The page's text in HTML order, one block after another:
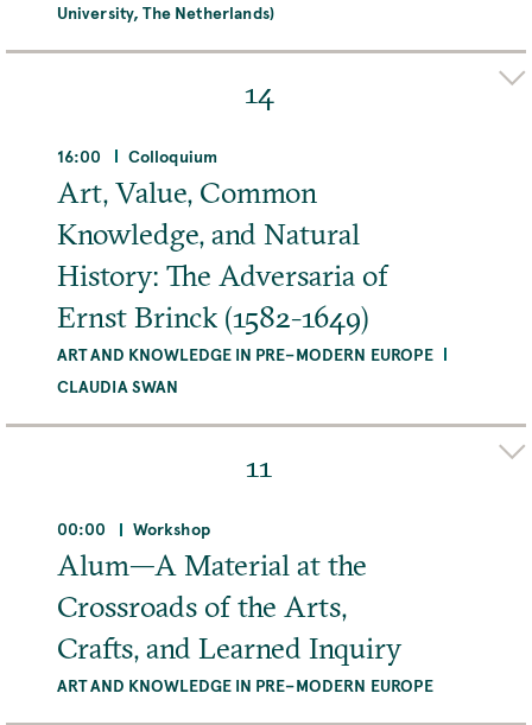
University, The Netherlands)
Boltzmannstraße 22, 14195 Berlin, Deutschland
MEHR
14
16:00 Colloquium
Art, Value, Common
Knowledge, and Natural
History: The Adversaria of
Ernst Brinck (1582-1649)
ART AND KNOWLEDGE IN PRE–MODERN EUROPE
CLAUDIA SWAN
Boltzmannstraße 22, 14195 Berlin, Deutschland
MEHR
11
00:00 Workshop
Alum—A Material at the
Crossroads of the Arts,
Crafts, and Learned Inquiry
ART AND KNOWLEDGE IN PRE–MODERN EUROPE